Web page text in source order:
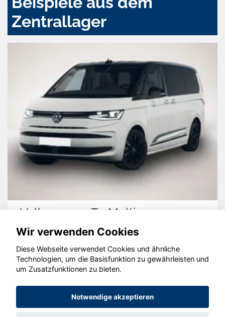
Zentrallager
Volkswagen T7 Multivan
© konjunkturmotor.de GmbH 2020 - 2026
Wir verwenden Cookies
Diese Webseite verwendet Cookies und ähnliche
Technologien, um die Basisfunktion zu gewährleisten und
um Zusatzfunktionen zu bieten.
Notwendige akzeptieren